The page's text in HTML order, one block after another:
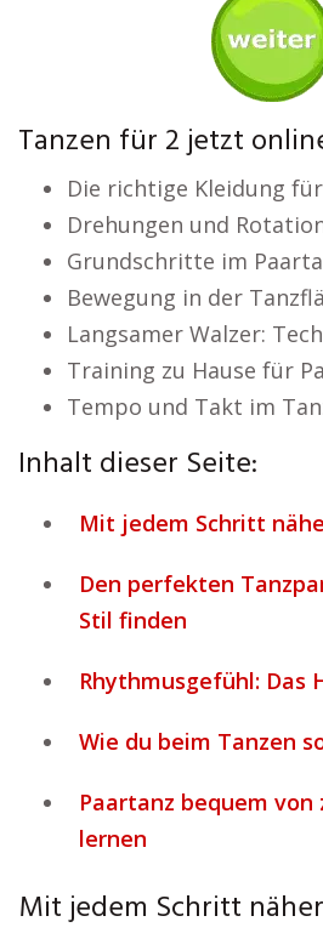
Tanzen für 2 jetzt
Die richtige Kleidung
Drehungen und
Grundschritte im
Bewegung in der
Langsamer Walzer:
Training zu Hause für
Tempo und Takt im
Inhalt dieser Seite:
Mit jedem Schritt
Den perfekten
Stil finden
Rhythmusgefühl: Das
Wie du beim Tanzen
Paartanz bequem von
lernen
Mit jedem Schritt